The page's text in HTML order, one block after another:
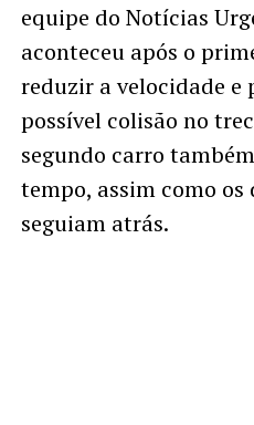
equipe do Notícias
aconteceu após o
reduzir a velocidade
possível colisão no
segundo carro
tempo, assim como os
seguiam atrás.